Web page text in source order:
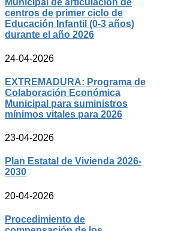
Municipal de articulación de
centros de primer ciclo de
Educación Infantil (0-3 años)
durante el año 2026
24-04-2026
EXTREMADURA: Programa de
Colaboración Económica
Municipal para suministros
mínimos vitales para 2026
23-04-2026
Plan Estatal de Vivienda 2026-
2030
20-04-2026
Procedimiento de